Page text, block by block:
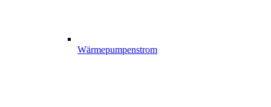
Wärmepumpenstrom